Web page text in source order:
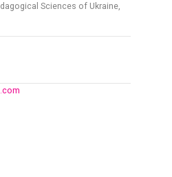
Sciences of Ukraine,